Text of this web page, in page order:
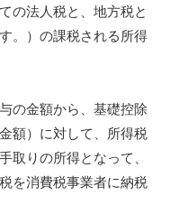
の法人税と、地方税と
。）の課税される所得
の金額から、基礎控除
額）に対して、所得税
取りの所得となって、
を消費税事業者に納税